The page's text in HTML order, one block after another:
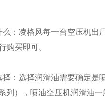
：凌格风每一台空压机
购买即可。
：选择润滑油需要确定
列），喷油空压机润滑油